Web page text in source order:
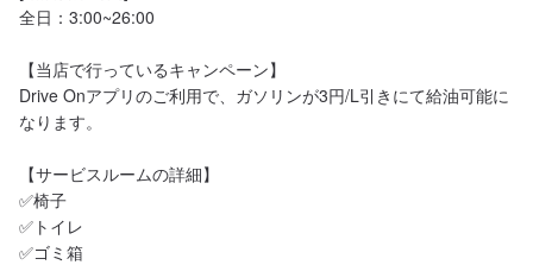
全日：3:00~26:00
【当店で行っているキャンペーン】
Drive Onアプリのご利用で、ガソリンが3円/L引きにて給油可能に
なります。
【サービスルームの詳細】
✅椅子
✅トイレ
✅ゴミ箱